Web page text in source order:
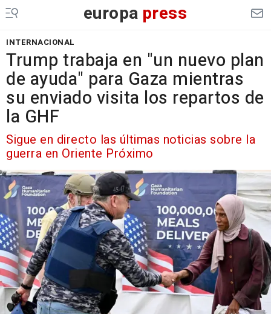
europa press
INTERNACIONAL
Trump trabaja en "un nuevo plan
de ayuda" para Gaza mientras
su enviado visita los repartos de
la GHF
Sigue en directo las últimas noticias sobre la
guerra en Oriente Próximo